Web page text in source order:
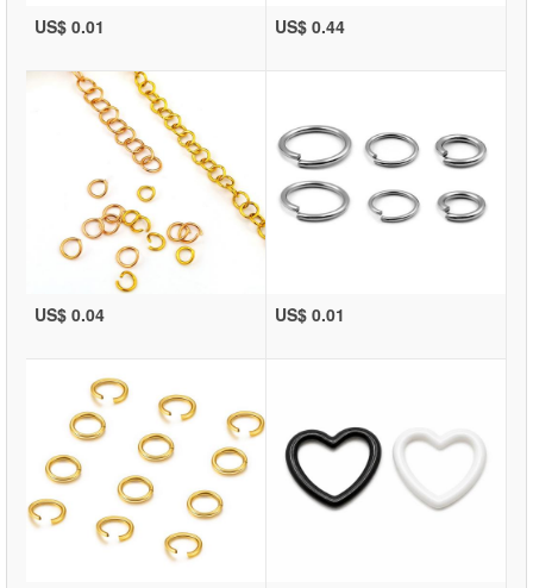
US$ 0.01 US$ 0.44
US$ 0.04 US$ 0.01